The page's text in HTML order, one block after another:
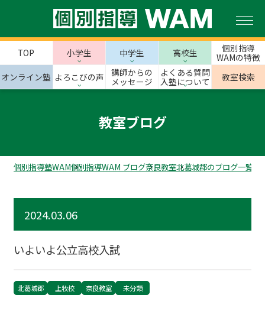
TOP 小学生 中学生 高校生
個別指導
WAMの特徴
オンライン塾 よろこびの声
講師からの
メッセージ
よくある質問
入塾について
教室検索
教室ブログ
個別指導塾WAM個別指導WAM ブログ奈良教室北葛城郡のブログ一覧
2024.03.06
いよいよ公立高校入試
北葛城郡 上牧校 奈良教室 未分類